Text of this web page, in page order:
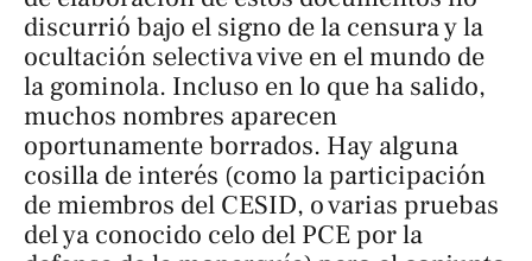
discurrió bajo el signo de la censura y la
ocultación selectiva vive en el mundo de
la gominola. Incluso en lo que ha salido,
muchos nombres aparecen
oportunamente borrados. Hay alguna
cosilla de interés (como la participación
de miembros del CESID, o varias pruebas
del ya conocido celo del PCE por la